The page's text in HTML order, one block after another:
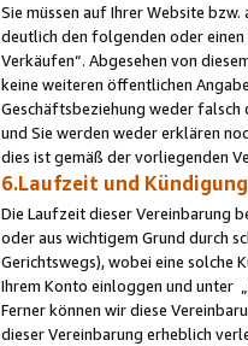
Sie müssen auf Ihrer Website
deutlich den folgenden oder einen
Verkäufen“. Abgesehen von
keine weiteren öffentlichen
Geschäftsbeziehung weder falsch
und Sie werden weder erklären
dies ist gemäß der vorliegenden
6.Laufzeit und Kündigung
Die Laufzeit dieser Vereinbarung
oder aus wichtigem Grund durch
Gerichtswegs), wobei eine solche
Ihrem Konto einloggen und unter
Ferner können wir diese
dieser Vereinbarung erheblich